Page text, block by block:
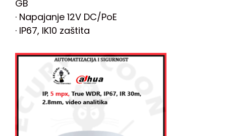
GB
· Napajanje 12V DC/PoE
· IP67, IK10 zaštita